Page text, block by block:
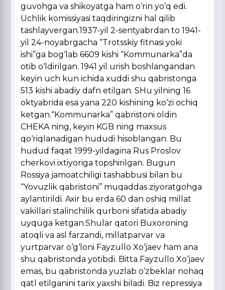
guvohga va shikoyatga ham o‘rin yo‘q edi.
Uchlik komissiyasi taqdiringizni hal qilib
tashlayvergan.1937-yil 2-sentyabrdan to 1941-
yil 24-noyabrgacha “Trotsskiy fitnasi yoki
ishi”ga bog‘lab 6609 kishi “Kommunarka”da
otib o‘ldirilgan. 1941 yil urish boshlangandan
keyin uch kun ichida xuddi shu qabristonga
513 kishi abadiy dafn etilgan. SHu yilning 16
oktyabrida esa yana 220 kishining ko‘zi ochiq
ketgan.“Kommunarka” qabristoni oldin
CHEKA ning, keyin KGB ning maxsus
qo‘riqlanadigan hududi hisoblangan. Bu
hudud faqat 1999-yildagina Rus Proslov
cherkovi ixtiyoriga topshirilgan. Bugun
Rossiya jamoatchiligi tashabbusi bilan bu
“Yovuzlik qabristoni” muqaddas ziyoratgohga
aylantirildi. Axir bu erda 60 dan oshiq millat
vakillari stalinchilik qurboni sifatida abadiy
uyquga ketgan.Shular qatori Buxoroning
atoqli va asl farzandi, millatparvar va
yurtparvar o‘g‘loni Fayzullo Xo‘jaev ham ana
shu qabristonda yotibdi. Bitta Fayzullo Xo‘jaev
emas, bu qabristonda yuzlab o‘zbeklar nohaq
qatl etilganini tarix yaxshi biladi. Biz repressiya